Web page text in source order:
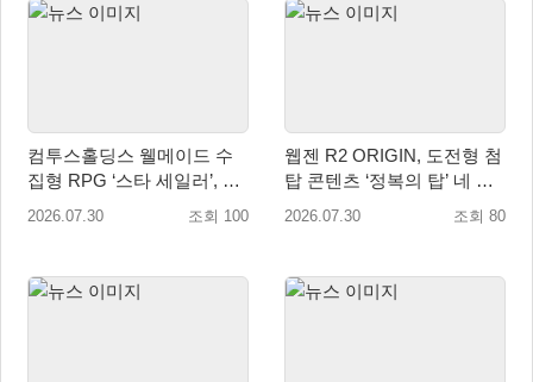
컴투스홀딩스 웰메이드 수
집형 RPG ‘스타 세일러’, 여
름맞이 대규모 업데이트
2026.07.30 조회 100
웹젠 R2 ORIGIN, 도전형 첨
탑 콘텐츠 ‘정복의 탑’ 네 번
째 시즌 개최
2026.07.30 조회 80